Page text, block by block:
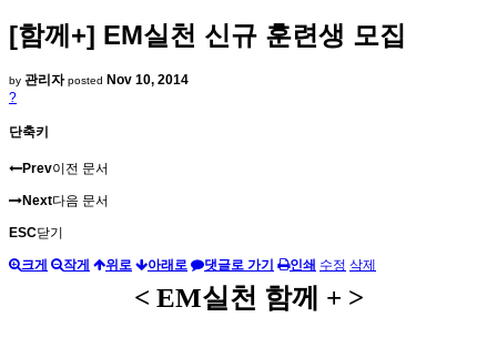
[함께+] EM실천 신규 훈련생 모집
by 관리자 posted Nov 10, 2014
?
단축키
Prev이전 문서
Next다음 문서
ESC닫기
크게 작게 위로 아래로 댓글로 가기 인쇄 수정 삭제
< EM실천 함께 + >